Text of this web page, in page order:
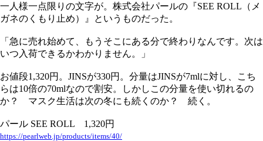
一人様一点限りの文字が。株式会社パールの『SEE ROLL（メ
ガネのくもり止め）』というものだった。
「急に売れ始めて、もうそこにある分で終わりなんです。次は
いつ入荷できるかわかりません。」
お値段1,320円。JINSが330円。分量はJINSが7mlに対し、こち
らは10倍の70mlなので割安。しかしこの分量を使い切れるの
か？ マスク生活は次の冬にも続くのか？ 続く。
パール SEE ROLL 1,320円
https://pearlweb.jp/products/items/40/